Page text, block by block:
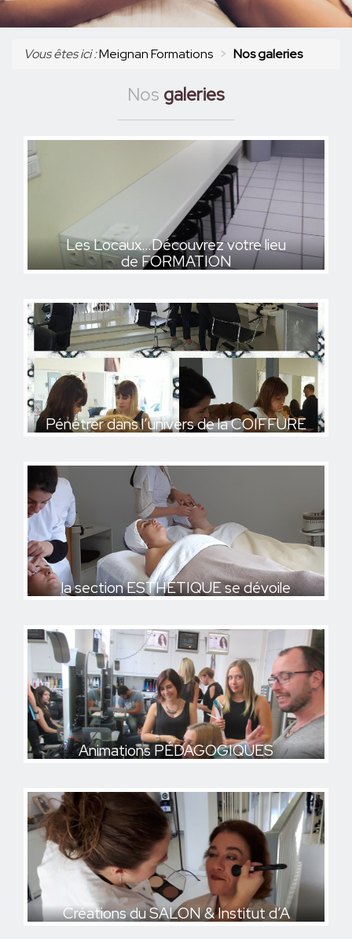
S'INSCRIRE
Vous êtes ici :Meignan Formations Nos galeries
Nos galeries
Les Locaux…Découvrez votre lieu
de FORMATION
Les Locaux…Découvrez votre lieu
de FORMATION
Pénétrer dans l’univers de la COIFFURE
Pénétrer dans l’univers de la COIFFURE
la section ESTHÉTIQUE se dévoile
la section ESTHÉTIQUE se dévoile
Animations PÉDAGOGIQUES
Animations PÉDAGOGIQUES
Créations du SALON & Institut d’A